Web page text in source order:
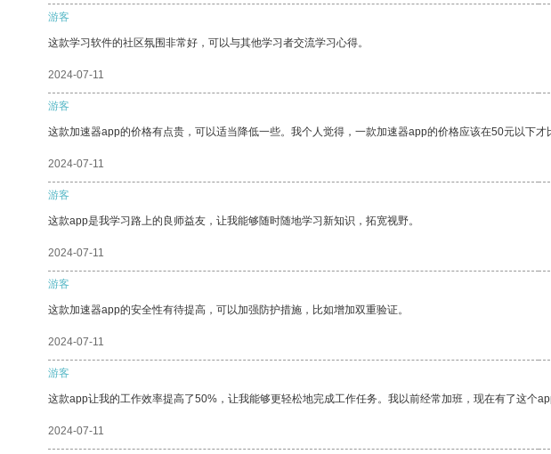
游客
这款学习软件的社区氛围非常好，可以与其他学习者交流学习心得。
2024-07-11
游客
这款加速器app的价格有点贵，可以适当降低一些。我个人觉得，一款加速器app的价格应该在50元以下才
2024-07-11
游客
这款app是我学习路上的良师益友，让我能够随时随地学习新知识，拓宽视野。
2024-07-11
游客
这款加速器app的安全性有待提高，可以加强防护措施，比如增加双重验证。
2024-07-11
游客
这款app让我的工作效率提高了50%，让我能够更轻松地完成工作任务。我以前经常加班，现在有了这个
2024-07-11